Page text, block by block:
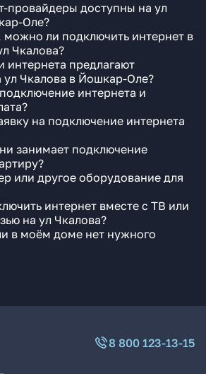
провайдеры доступны на ул
Оле?
можно ли подключить интернет в
Чкалова?
интернета предлагают
Чкалова в Йошкар-Оле?
интернета и
на подключение интернета
занимает подключение
или другое оборудование для
интернет вместе с ТВ или
на ул Чкалова?
в моём доме нет нужного
8 800 123-13-15